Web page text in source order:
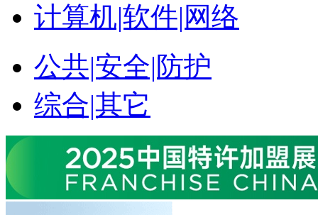
计算机|软件|网络
公共|安全|防护
综合|其它